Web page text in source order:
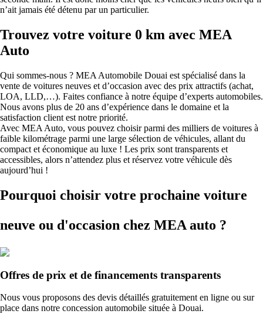
n’ait jamais été détenu par un particulier.
Trouvez votre voiture 0 km avec MEA
Auto
Qui sommes-nous ? MEA Automobile Douai est spécialisé dans la
vente de voitures neuves et d’occasion avec des prix attractifs (achat,
LOA, LLD,…). Faites confiance à notre équipe d’experts automobiles.
Nous avons plus de 20 ans d’expérience dans le domaine et la
satisfaction client est notre priorité.
Avec MEA Auto, vous pouvez choisir parmi des milliers de voitures à
faible kilométrage parmi une large sélection de véhicules, allant du
compact et économique au luxe ! Les prix sont transparents et
accessibles, alors n’attendez plus et réservez votre véhicule dès
aujourd’hui !
Pourquoi choisir votre prochaine voiture
neuve ou d'occasion chez MEA auto ?
Offres de prix et de financements transparents
Nous vous proposons des devis détaillés gratuitement en ligne ou sur
place dans notre concession automobile située à Douai.